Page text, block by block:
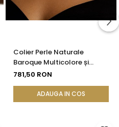
Colier Perle Naturale
Baroque Multicolore și
Închizătoare Argint 925 |
781,50 RON
ADAUGA IN COS